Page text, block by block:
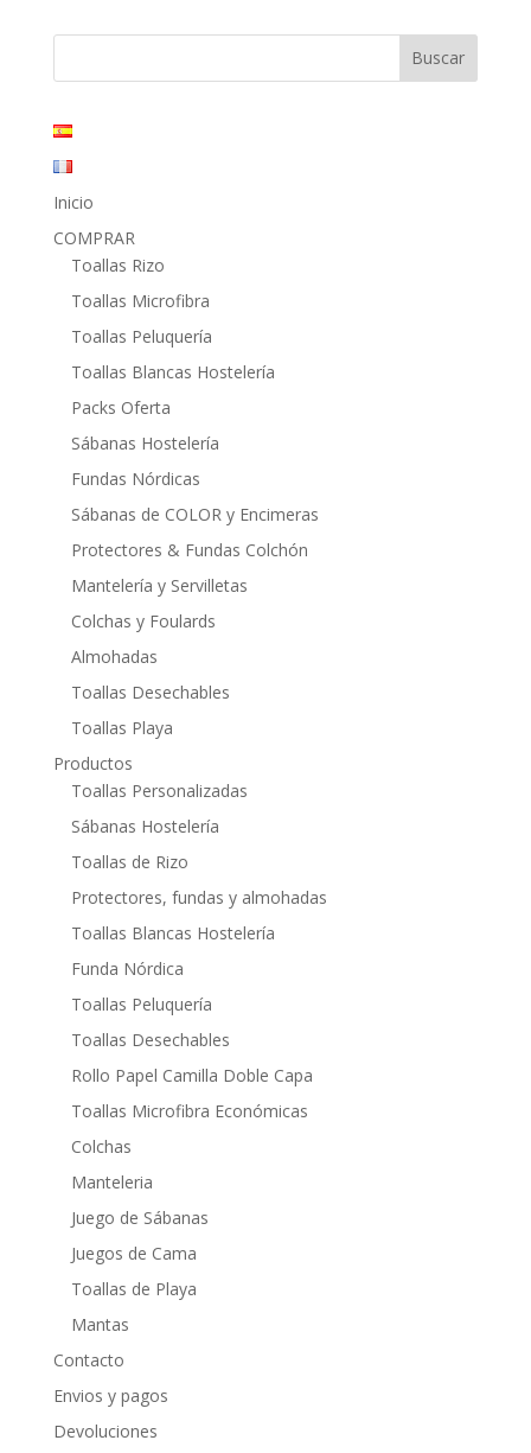
era:
es:
Inicio
COMPRAR
Toallas Rizo
Toallas Microfibra
Toallas Peluquería
Toallas Blancas Hostelería
Packs Oferta
Sábanas Hostelería
Fundas Nórdicas
Sábanas de COLOR y Encimeras
Protectores & Fundas Colchón
Mantelería y Servilletas
Colchas y Foulards
Almohadas
Toallas Desechables
Toallas Playa
Productos
Toallas Personalizadas
Sábanas Hostelería
Toallas de Rizo
Protectores, fundas y almohadas
Toallas Blancas Hostelería
Funda Nórdica
Toallas Peluquería
Toallas Desechables
Rollo Papel Camilla Doble Capa
Toallas Microfibra Económicas
Colchas
Manteleria
Juego de Sábanas
Juegos de Cama
Toallas de Playa
Mantas
Contacto
Envios y pagos
Devoluciones